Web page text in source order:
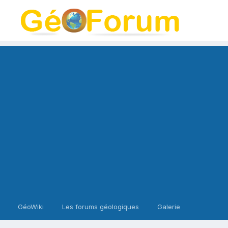
GéoWiki Les forums géologiques Galerie